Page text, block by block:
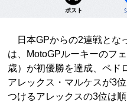
ポスト
日本GPからの2連戦とな
は、MotoGPルーキーのフ
歳）が初優勝を達成、ペド
アレックス・マルケスが3
つけるアレックスの3位は